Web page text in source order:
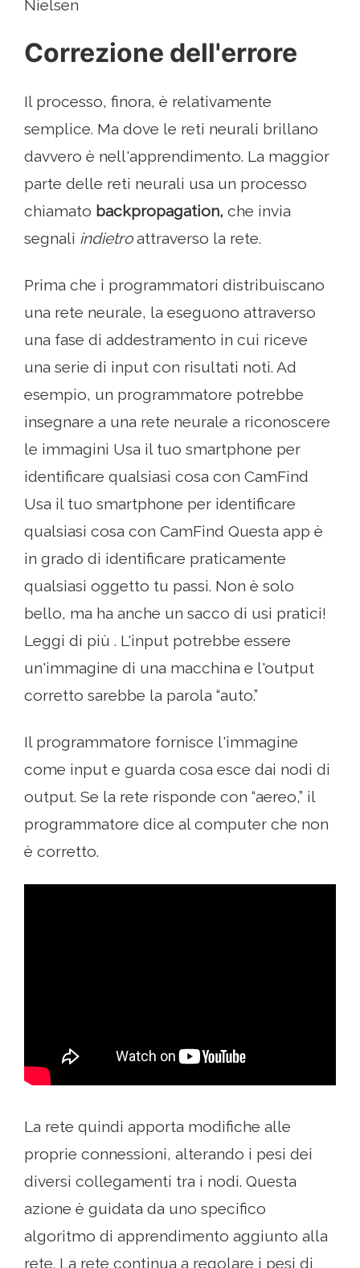
Nielsen
Correzione dell'errore
Il processo, finora, è relativamente
semplice. Ma dove le reti neurali brillano
davvero è nell'apprendimento. La maggior
parte delle reti neurali usa un processo
chiamato backpropagation, che invia
segnali indietroattraverso la rete.
Prima che i programmatori distribuiscano
una rete neurale, la eseguono attraverso
una fase di addestramento in cui riceve
una serie di input con risultati noti. Ad
esempio, un programmatore potrebbe
insegnare a una rete neurale a riconoscere
le immagini Usa il tuo smartphone per
identificare qualsiasi cosa con CamFind
Usa il tuo smartphone per identificare
qualsiasi cosa con CamFind Questa app è
in grado di identificare praticamente
qualsiasi oggetto tu passi. Non è solo
bello, ma ha anche un sacco di usi pratici!
Leggi di più . L'input potrebbe essere
un'immagine di una macchina e l'output
corretto sarebbe la parola “auto.”
Il programmatore fornisce l'immagine
come input e guarda cosa esce dai nodi di
output. Se la rete risponde con “aereo,” il
programmatore dice al computer che non
è corretto.
La rete quindi apporta modifiche alle
proprie connessioni, alterando i pesi dei
diversi collegamenti tra i nodi. Questa
azione è guidata da uno specifico
algoritmo di apprendimento aggiunto alla
rete. La rete continua a regolare i pesi di